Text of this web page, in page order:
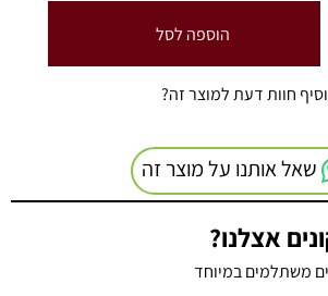
הוספה לסל
חוות דעת למוצר זה?
שאל אותנו על מוצר זה
אצלנו?
משתלמים במיוחד